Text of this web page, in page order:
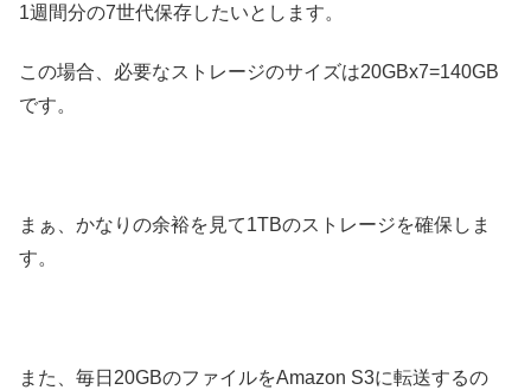
1週間分の7世代保存したいとします。
この場合、必要なストレージのサイズは20GBx7=140GB
です。
まぁ、かなりの余裕を見て1TBのストレージを確保しま
す。
また、毎日20GBのファイルをAmazon S3に転送するの